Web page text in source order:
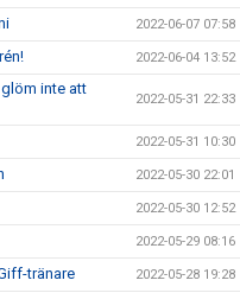
2022-06-07 07:58
2022-06-04 13:52
inte att
2022-05-31 22:33
2022-05-31 10:30
2022-05-30 22:01
2022-05-30 12:52
2022-05-29 08:16
tränare 2022-05-28 19:28